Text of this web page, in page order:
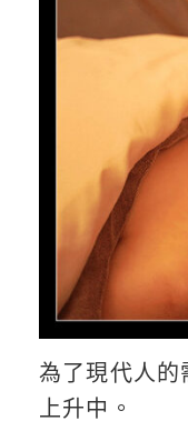
為了現代人的
上升中。